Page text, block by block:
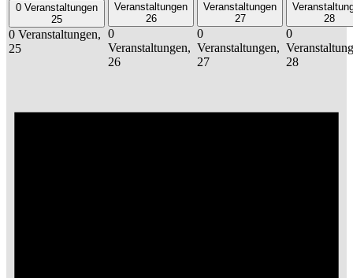
0 Veranstaltungen
25
0 Veranstaltungen,
25
Veranstaltungen
26
0
Veranstaltungen,
26
Veranstaltungen
27
0
Veranstaltungen,
27
28
0
28